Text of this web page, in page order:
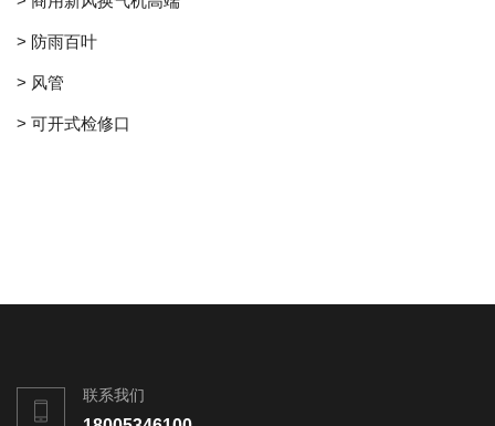
> 防雨百叶
> 风管
> 可开式检修口
联系我们